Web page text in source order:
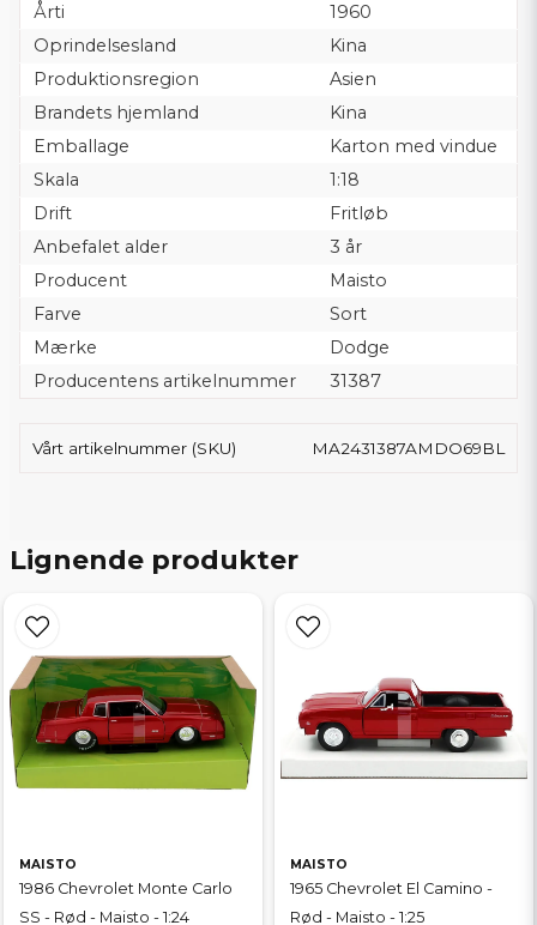
Årti
1960
Oprindelsesland
Kina
Produktionsregion
Asien
Brandets hjemland
Kina
Emballage
Karton med vindue
Skala
1:18
Drift
Fritløb
Anbefalet alder
3 år
Producent
Maisto
Farve
Sort
Mærke
Dodge
Producentens artikelnummer
31387
Vårt artikelnummer (SKU) MA2431387AMDO69BL
Lignende produkter
MAISTO
1986 Chevrolet Monte Carlo
SS - Rød - Maisto - 1:24
MAISTO
1965 Chevrolet El Camino -
Rød - Maisto - 1:25